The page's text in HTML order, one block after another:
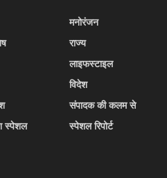
स्पेशल
मनोरंजन
राज्य
लाइफस्टाइल
विदेश
संपादक की कलम से
स्पेशल रिपोर्ट